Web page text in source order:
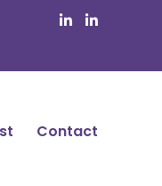
Contact